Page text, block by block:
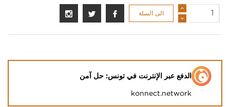
الى السلة
الدفع عبر الإنترنت في تونس: حل آمن
konnect.network